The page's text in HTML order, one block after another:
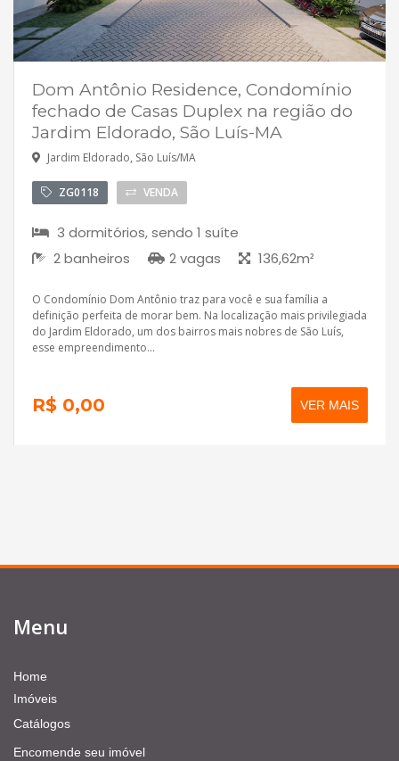
Dom Antônio Residence, Condomínio
fechado de Casas Duplex na região do
Jardim Eldorado, São Luís-MA
Jardim Eldorado, São Luís/MA
ZG0118 VENDA
3 dormitórios, sendo 1 suíte
2 banheiros
2 vagas 136,62m²
O Condomínio Dom Antônio traz para você e sua família a
definição perfeita de morar bem. Na localização mais privilegiada
do Jardim Eldorado, um dos bairros mais nobres de São Luís,
esse empreendimento...
R$ 0,00 VER MAIS
Menu
Home
Imóveis
Catálogos
Encomende seu imóvel